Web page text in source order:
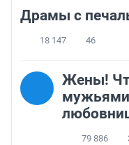
Драмы с
18 147 46
Жены!
79 886